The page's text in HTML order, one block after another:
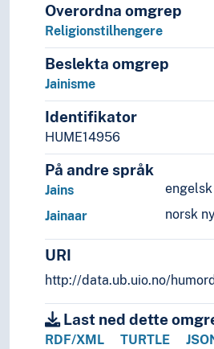
Overordna omgrep
Religionstilhengere
Beslekta omgrep
Jainisme
Identifikator
HUME14956
På andre språk
engelsk
Jains
norsk
Jainaar
URI
http://data.ub.uio.no/
Last ned dette
RDF/XML TURTLE